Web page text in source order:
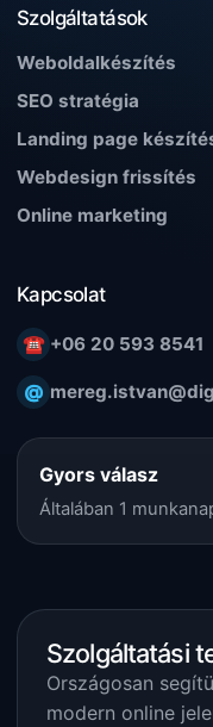
Szolgáltatások
Weboldalkészítés
SEO stratégia
Landing page
Webdesign frissítés
Online marketing
Kapcsolat
☎ +06 20 593 8541
@
Gyors válasz
Általában 1
Szolgáltatási
Országosan
modern online